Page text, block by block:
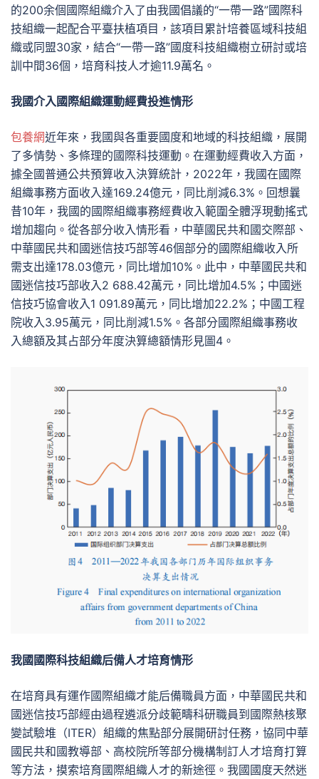
的200余個國際組織介入了由我國倡議的“一帶一路”國際科
技組織一起配合平臺扶植項目，該項目累計培養區域科技組
織或同盟30家，結合“一帶一路”國度科技組織樹立研討或培
訓中間36個，培育科技人才逾11.9萬名。
我國介入國際組織運動經費投進情形
包養網近年來，我國與各重要國度和地域的科技組織，展開
了多情勢、多條理的國際科技運動。在運動經費收入方面，
據全國普通公共預算收入決算統計，2022年，我國在國際
組織事務方面收入達169.24億元，同比削減6.3%。回想曩
昔10年，我國的國際組織事務經費收入範圍全體浮現動搖式
增加趨向。從各部分收入情形看，中華國民共和國交際部、
中華國民共和國迷信技巧部等46個部分的國際組織收入所
需支出達178.03億元，同比增加10%。此中，中華國民共和
國迷信技巧部收入2 688.42萬元，同比增加4.5%；中國迷
信技巧協會收入1 091.89萬元，同比增加22.2%；中國工程
院收入3.95萬元，同比削減1.5%。各部分國際組織事務收
入總額及其占部分年度決算總額情形見圖4。
我國國際科技組織后備人才培育情形
在培育具有運作國際組織才能后備職員方面，中華國民共和
國迷信技巧部經由過程遴派分歧範疇科研職員到國際熱核聚
變試驗堆（ITER）組織的焦點部分展開研討任務，協同中華
國民共和國教導部、高校院所等部分機構制訂人才培育打算
等方法，摸索培育國際組織人才的新途徑。我國國度天然迷